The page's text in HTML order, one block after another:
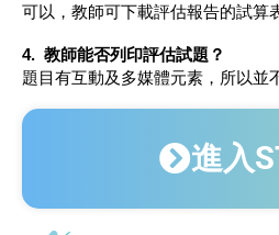
可以，教師可下載評估報告的試算
4. 教師能否列印評估試題？
題目有互動及多媒體元素，所以並
進入